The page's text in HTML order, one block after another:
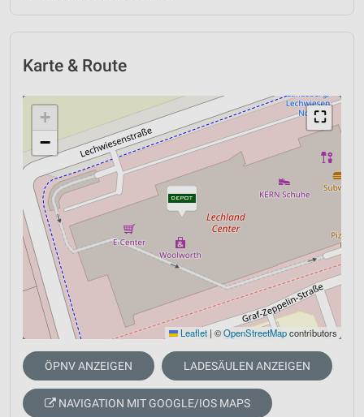
Karte & Route
⛶
+
−
Leaflet | ©OpenStreetMapcontributors
ÖPNV ANZEIGEN LADESÄULEN ANZEIGEN
NAVIGATION MIT GOOGLE/IOS MAPS